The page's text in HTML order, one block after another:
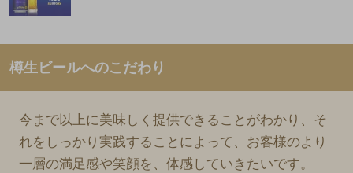
樽生ビールへのこだわり
今まで以上に美味しく提供できることがわかり、そ
れをしっかり実践することによって、お客様のより
一層の満足感や笑顔を、体感していきたいです。